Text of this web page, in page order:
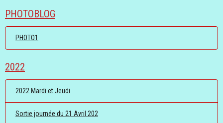
PHOTOBLOG
PHOTO1
2022
2022 Mardi et Jeudi
Sortie journée du 21 Avril 202